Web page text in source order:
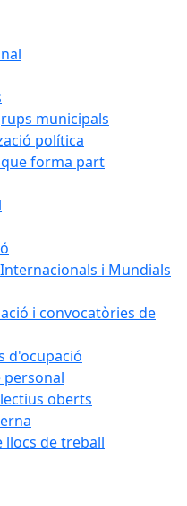
municipals
política
forma part
i Mundials
i convocatòries de
d'ocupació
personal
oberts
llocs de treball